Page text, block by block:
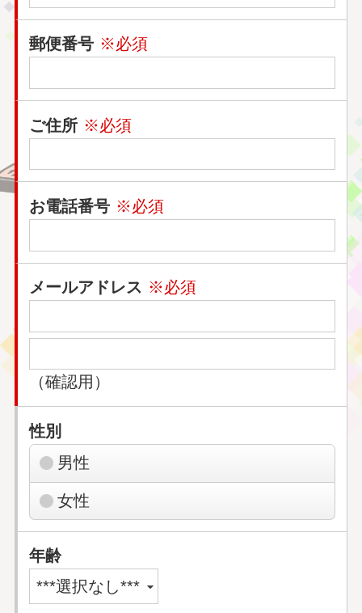
郵便番号 ※必須
ご住所 ※必須
お電話番号 ※必須
メールアドレス ※必須
（確認用）
性別
男性
女性
年齢